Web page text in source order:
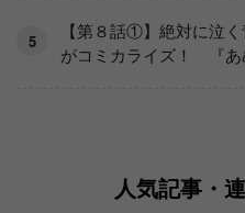
【第８話①】絶対に泣
がコミカライズ！ 『あ
人気記事・